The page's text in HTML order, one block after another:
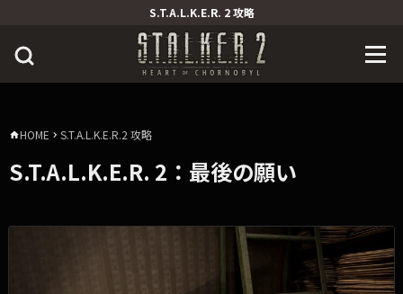
S.T.A.L.K.E.R. 2 攻略
HOME S.T.A.L.K.E.R.2 攻略
S.T.A.L.K.E.R. 2：最後の願い